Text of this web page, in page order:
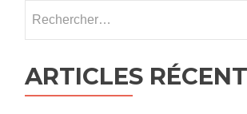
ARTICLES